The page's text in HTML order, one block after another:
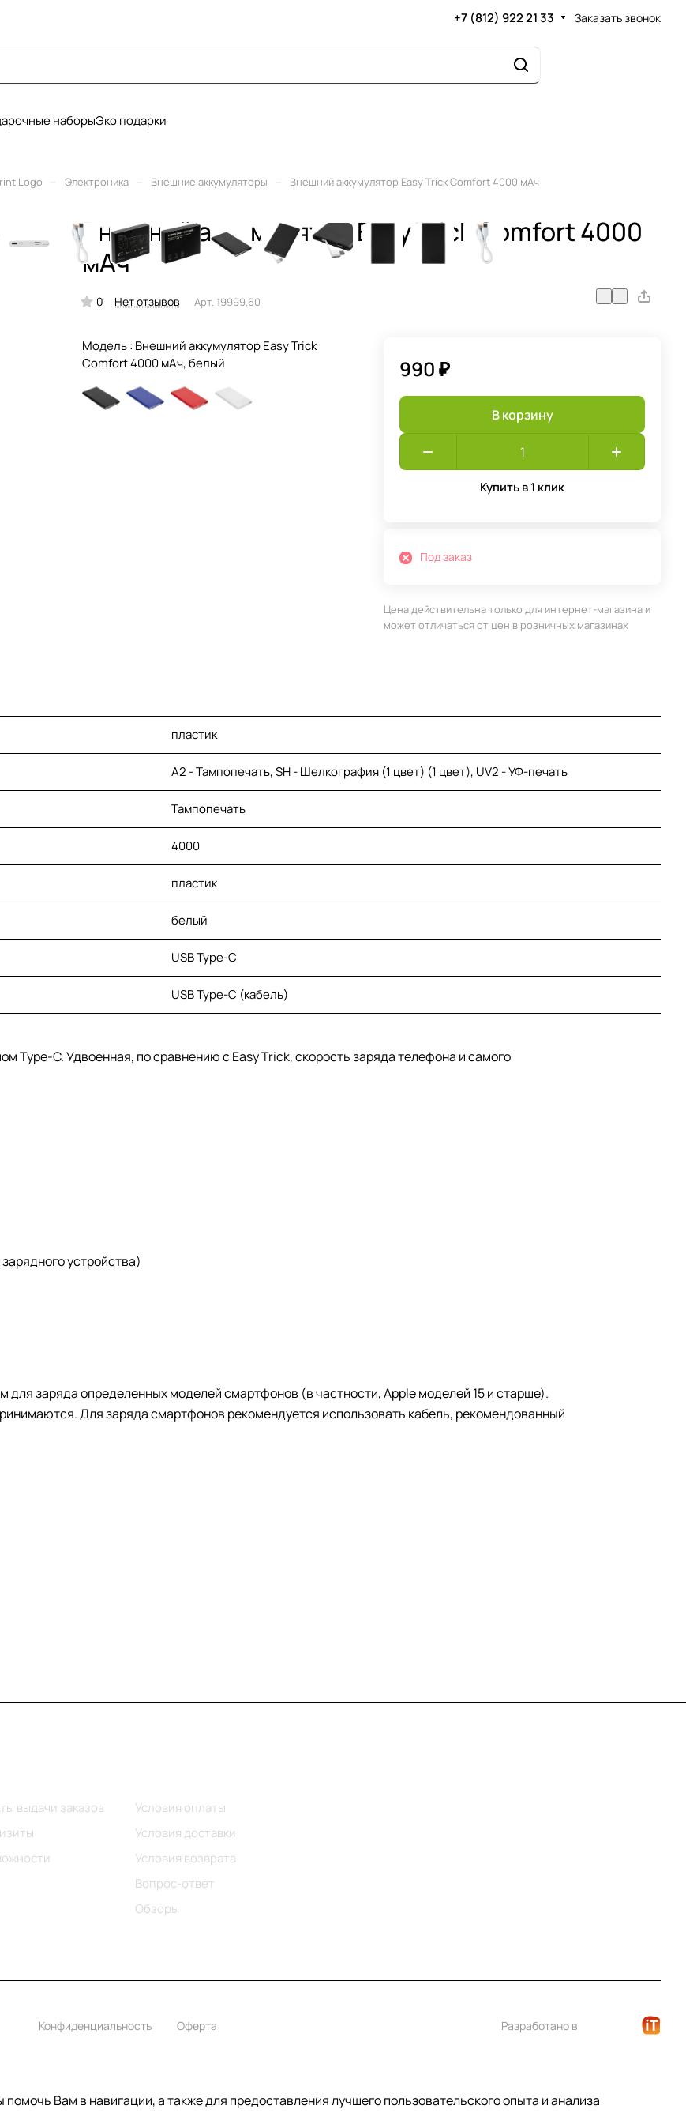
+7 (812) 922 21 33 Заказать звонок
наборыЭко подарки
Logo Электроника Внешние аккумуляторы Внешний аккумулятор Easy Trick Comfort 4000 мАч
Внешний аккумулятор Easy Trick Comfort 4000
мАч
0 Нет отзывов Арт. 19999.60
Модель : Внешний аккумулятор Easy Trick
Comfort 4000 мАч, белый
990 ₽
В корзину
Купить в 1 клик
Под заказ
Цена действительна только для интернет-магазина и
может отличаться от цен в розничных магазинах
пластик
A2 - Тампопечать, SH - Шелкография (1 цвет) (1 цвет), UV2 - УФ-печать
Тампопечать
4000
пластик
белый
USB Type-C
USB Type-C (кабель)
Type-C. Удвоенная, по сравнению с Easy Trick, скорость заряда телефона и самого
устройства)
для заряда определенных моделей смартфонов (в частности, Apple моделей 15 и старше).
Для заряда смартфонов рекомендуется использовать кабель, рекомендованный
выдачи заказов
Условия оплаты
Условия доставки
Условия возврата
Вопрос-ответ
Обзоры
Конфиденциальность Оферта Разработано в
Вам в навигации, а также для предоставления лучшего пользовательского опыта и анализа